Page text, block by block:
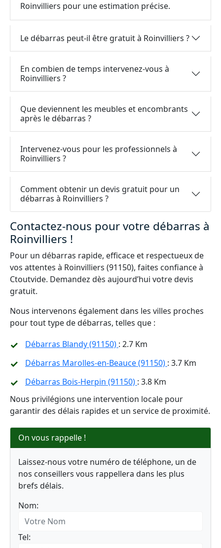
Roinvilliers pour une estimation précise.
Le débarras peut-il être gratuit à Roinvilliers ?
En combien de temps intervenez-vous à
Roinvilliers ?
Que deviennent les meubles et encombrants
après le débarras ?
Intervenez-vous pour les professionnels à
Roinvilliers ?
Comment obtenir un devis gratuit pour un
débarras à Roinvilliers ?
Contactez-nous pour votre débarras à
Roinvilliers !
Pour un débarras rapide, efficace et respectueux de
vos attentes à Roinvilliers (91150), faites confiance à
Ctoutvide. Demandez dès aujourd’hui votre devis
gratuit.
Nous intervenons également dans les villes proches
pour tout type de débarras, telles que :
Débarras Blandy (91150) : 2.7 Km
Débarras Marolles-en-Beauce (91150) : 3.7 Km
Débarras Bois-Herpin (91150) : 3.8 Km
Nous privilégions une intervention locale pour
garantir des délais rapides et un service de proximité.
On vous rappelle !
Laissez-nous votre numéro de téléphone, un de
nos conseillers vous rappellera dans les plus
brefs délais.
Nom:
Tel: